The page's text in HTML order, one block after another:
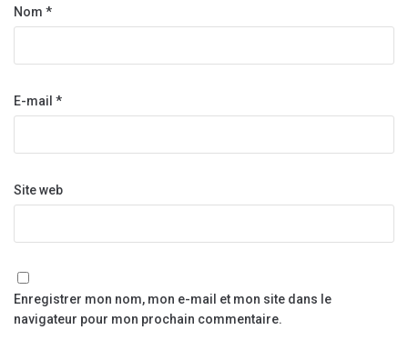
Nom *
E-mail *
Site web
Enregistrer mon nom, mon e-mail et mon site dans le
navigateur pour mon prochain commentaire.